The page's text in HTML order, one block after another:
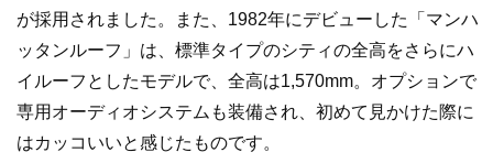
が採用されました。また、1982年にデビューした「マンハ
ッタンルーフ」は、標準タイプのシティの全高をさらにハ
イルーフとしたモデルで、全高は1,570mm。オプションで
専用オーディオシステムも装備され、初めて見かけた際に
はカッコいいと感じたものです。